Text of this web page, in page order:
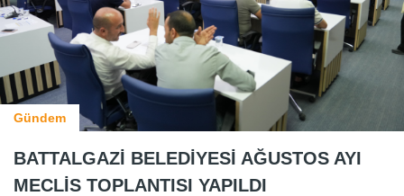
Gündem
BATTALGAZİ BELEDİYESİ AĞUSTOS AYI
MECLİS TOPLANTISI YAPILDI